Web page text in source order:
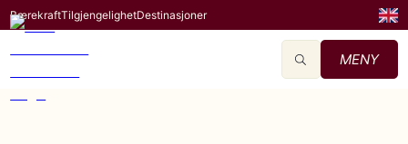
BærekraftTilgjengelighetDestinasjoner
MENY